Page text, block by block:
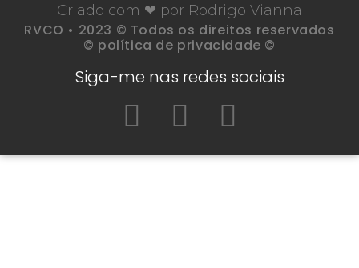
Criado com ❤ por Rodrigo Vianna
RVCO • 2023 © Todos os direitos reservados
© política de privacidade ©
Siga-me nas redes sociais